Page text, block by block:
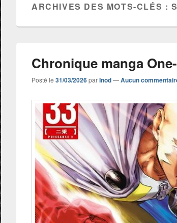
ARCHIVES DES MOTS-CLÉS :
Chronique manga
Posté le 31/03/2026parInod—Aucun